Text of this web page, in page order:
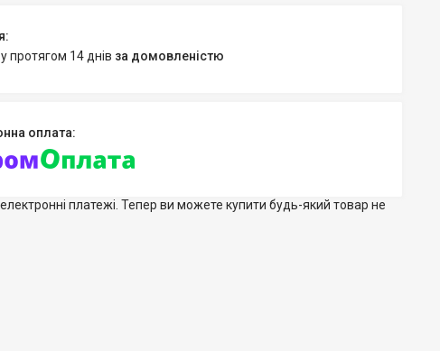
протягом 14 днів за домовленістю
електронні платежі. Тепер ви можете купити будь-який товар не